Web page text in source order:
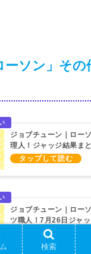
ーソン」そ
ジョブチューン｜ロー
理人！ジャッジ結果ま
ジョブチューン｜ロー
ツ職人！7月26日ジャ
（2025/7/26）
検索